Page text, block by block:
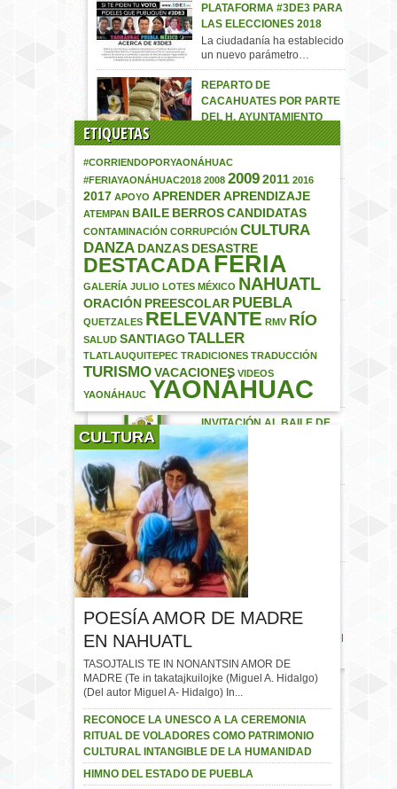
PLATAFORMA #3DE3 PARA
LAS ELECCIONES 2018
La ciudadanía ha establecido
un nuevo parámetro…
REPARTO DE
CACAHUATES POR PARTE
DEL H. AYUNTAMIENTO
MUNICIPAL
“Cacahuates” por parte…
EXCELENTE
OPORTUNIDAD EN BIENES
RAÍCES
[caption id="attachment_785"
align="aligncenter"
width="615"] VENDO LOTES
EN…
CANDIDATAS A REINA DE
LA FERIA PATRONAL
#México Les presentamos a
las…
INVITACIÓN AL BAILE DE
FERIA YAONÁHUAC 2017
CARTEL DE LUCHA LIBRE
– DOMINGO 23 DE JULIO
BAILE DE FERIA
YAONÁHUAC 2017
#Yaonáhuac #Puebla
#México
ETIQUETAS
#CORRIENDOPORYAONÁHUAC
#FERIAYAONÁHUAC2018 2008 20092011 2016
2017 APOYO APRENDERAPRENDIZAJE
ATEMPAN BAILE BERROSCANDIDATAS
CONTAMINACIÓN CORRUPCIÓN CULTURA
DANZA DANZAS DESASTRE
DESTACADAFERIA
GALERÍA JULIO LOTES MÉXICO NAHUATL
ORACIÓN PREESCOLAR PUEBLA
QUETZALES RELEVANTE RMV RÍO
SALUD SANTIAGOTALLER
TLATLAUQUITEPEC TRADICIONES TRADUCCIÓN
TURISMOVACACIONES VIDEOS
YAONÁHAUC YAONÁHUAC
CULTURA
POESÍA AMOR DE MADRE
EN NAHUATL
TASOJTALIS TE IN NONANTSIN AMOR DE
MADRE (Te in takatajkuilojke (Miguel A. Hidalgo)
(Del autor Miguel A- Hidalgo) In...
RECONOCE LA UNESCO A LA CEREMONIA
RITUAL DE VOLADORES COMO PATRIMONIO
CULTURAL INTANGIBLE DE LA HUMANIDAD
HIMNO DEL ESTADO DE PUEBLA